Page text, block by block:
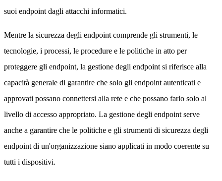
suoi endpoint dagli attacchi informatici.
Mentre la sicurezza degli endpoint comprende gli strumenti, le
tecnologie, i processi, le procedure e le politiche in atto per
proteggere gli endpoint, la gestione degli endpoint si riferisce alla
capacità generale di garantire che solo gli endpoint autenticati e
approvati possano connettersi alla rete e che possano farlo solo al
livello di accesso appropriato. La gestione degli endpoint serve
anche a garantire che le politiche e gli strumenti di sicurezza degli
endpoint di un'organizzazione siano applicati in modo coerente su
tutti i dispositivi.